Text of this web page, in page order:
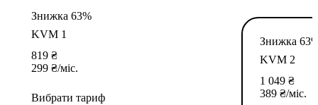
Знижка 63%
KVM 1
819 ₴
299 ₴/міс.
Вибрати тариф
Знижка
KVM 2
1 049 ₴
389 ₴/міс.